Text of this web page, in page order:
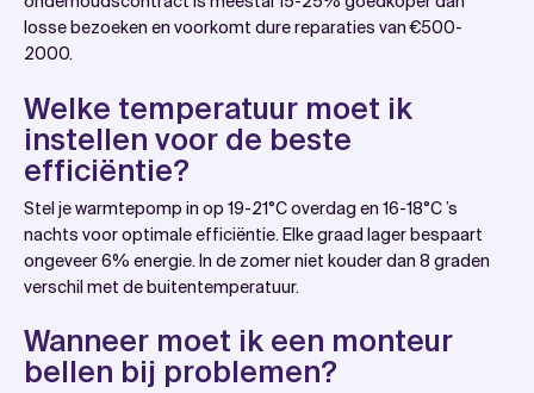
losse bezoeken en voorkomt dure reparaties van €500-
2000.
Welke temperatuur moet ik
instellen voor de beste
efficiëntie?
Stel je warmtepomp in op 19-21°C overdag en 16-18°C ’s
nachts voor optimale efficiëntie. Elke graad lager bespaart
ongeveer 6% energie. In de zomer niet kouder dan 8 graden
verschil met de buitentemperatuur.
Wanneer moet ik een monteur
bellen bij problemen?